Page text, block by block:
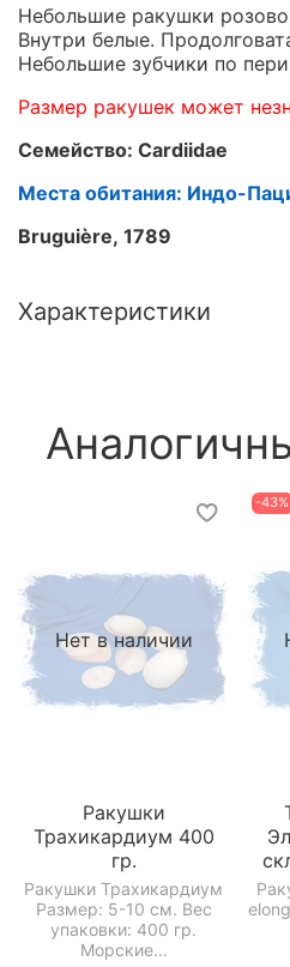
Небольшие ракушки
Внутри белые.
Небольшие зубчики по
Размер ракушек может
Семейство: Cardiidae
Места обитания: Индо-
Bruguière, 1789
Характеристики
Нет в наличии
Ракушки
Трахикардиум 400
гр.
Ракушки Трахикардиум
Размер: 5-10 см. Вес
упаковки: 400 гр.
Морские...
-43%